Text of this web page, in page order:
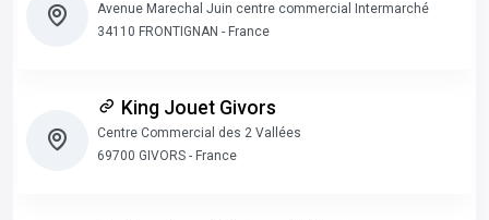
Avenue Marechal Juin centre commercial Intermarché
34110 FRONTIGNAN - France
King Jouet Givors
Centre Commercial des 2 Vallées
69700 GIVORS - France